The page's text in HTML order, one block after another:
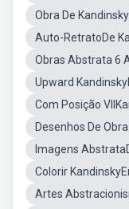
Obra De
Auto-RetratoDe
Obras Abstrata 6
Upward
Com Posição
Desenhos De
Imagens
Colorir
Artes